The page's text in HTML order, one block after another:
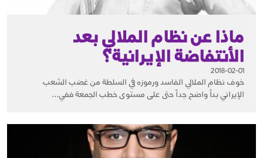
ماذا عن نظام الملالي بعد
الأنتفاضة الإيرانية؟
2018-02-01
خوف نظام الملالي الفاسد ورموزه في السلطة من غضب الشعب
الإيراني بدأ واضح جداً حتى على مستوى خطب الجمعة ففي...